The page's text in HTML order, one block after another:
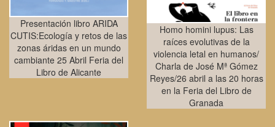
Presentación libro ARIDA
CUTIS:Ecología y retos de las
zonas áridas en un mundo
cambiante 25 Abril Feria del
Libro de Alicante
Homo homini lupus: Las
raíces evolutivas de la
violencia letal en humanos/
Charla de José Mª Gómez
Reyes/26 abril a las 20 horas
en la Feria del Libro de
Granada